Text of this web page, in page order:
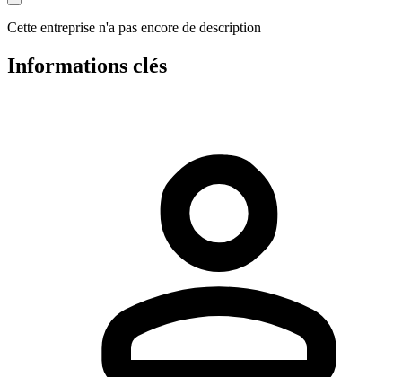
Cette entreprise n'a pas encore de description
Informations clés